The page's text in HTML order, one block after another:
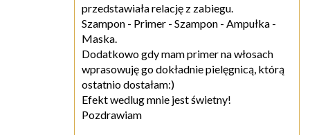
przedstawiała relację z zabiegu.
Szampon - Primer - Szampon - Ampułka -
Maska.
Dodatkowo gdy mam primer na włosach
wprasowuję go dokładnie pielęgnicą, którą
ostatnio dostałam:)
Efekt wedlug mnie jest świetny!
Pozdrawiam